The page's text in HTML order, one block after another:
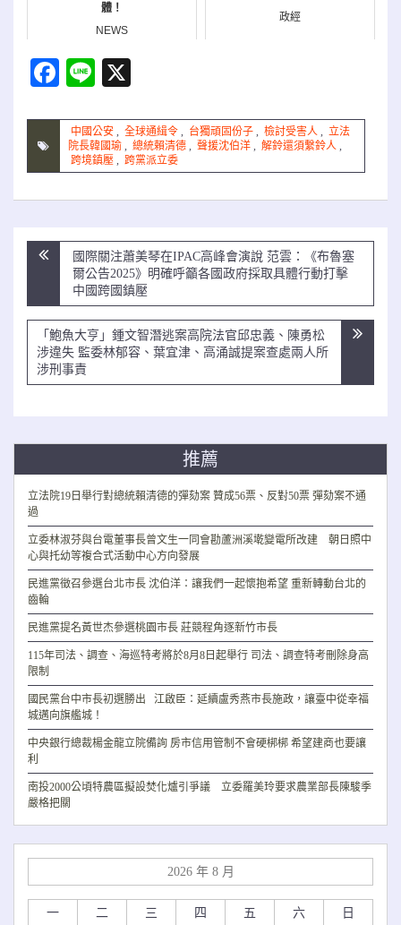
體！
NEWS
政經
Facebook
Line
中國公安 全球通緝令 台獨頑固份子 檢討受害人
立法
院長韓國瑜
總統賴清德 聲援沈伯洋 解鈴還須繫鈴人
跨境鎮壓
跨黨派立委
文
覽
國際關注蕭美琴在IPAC高峰會演說 范雲：《布魯塞
爾公告2025》明確呼籲各國政府採取具體行動打擊
中國跨國鎮壓
「鮑魚大亨」鍾文智潛逃案高院法官邱忠義、陳勇松
涉違失 監委林郁容、葉宜津、高涌誠提案查處兩人所
涉刑事責
推薦
立法院19日舉行對總統賴清德的彈劾案 贊成56票、反對50票 彈劾案不通
過
立委林淑芬與台電董事長曾文生一同會勘蘆洲溪墘變電所改建 朝日照中
心與托幼等複合式活動中心方向發展
民進黨徵召參選台北市長 沈伯洋：讓我們一起懷抱希望 重新轉動台北的
齒輪
民進黨提名黃世杰參選桃園市長 莊競程角逐新竹市長
115年司法、調查、海巡特考將於8月8日起舉行 司法、調查特考刪除身高
限制
國民黨台中市長初選勝出 江啟臣：延續盧秀燕市長施政，讓臺中從幸福
城邁向旗艦城！
中央銀行總裁楊金龍立院備詢 房市信用管制不會硬梆梆 希望建商也要讓
利
南投2000公頃特農區擬設焚化爐引爭議 立委羅美玲要求農業部長陳駿季
嚴格把關
2026 年 8 月
一 二 三 四 五 六 日